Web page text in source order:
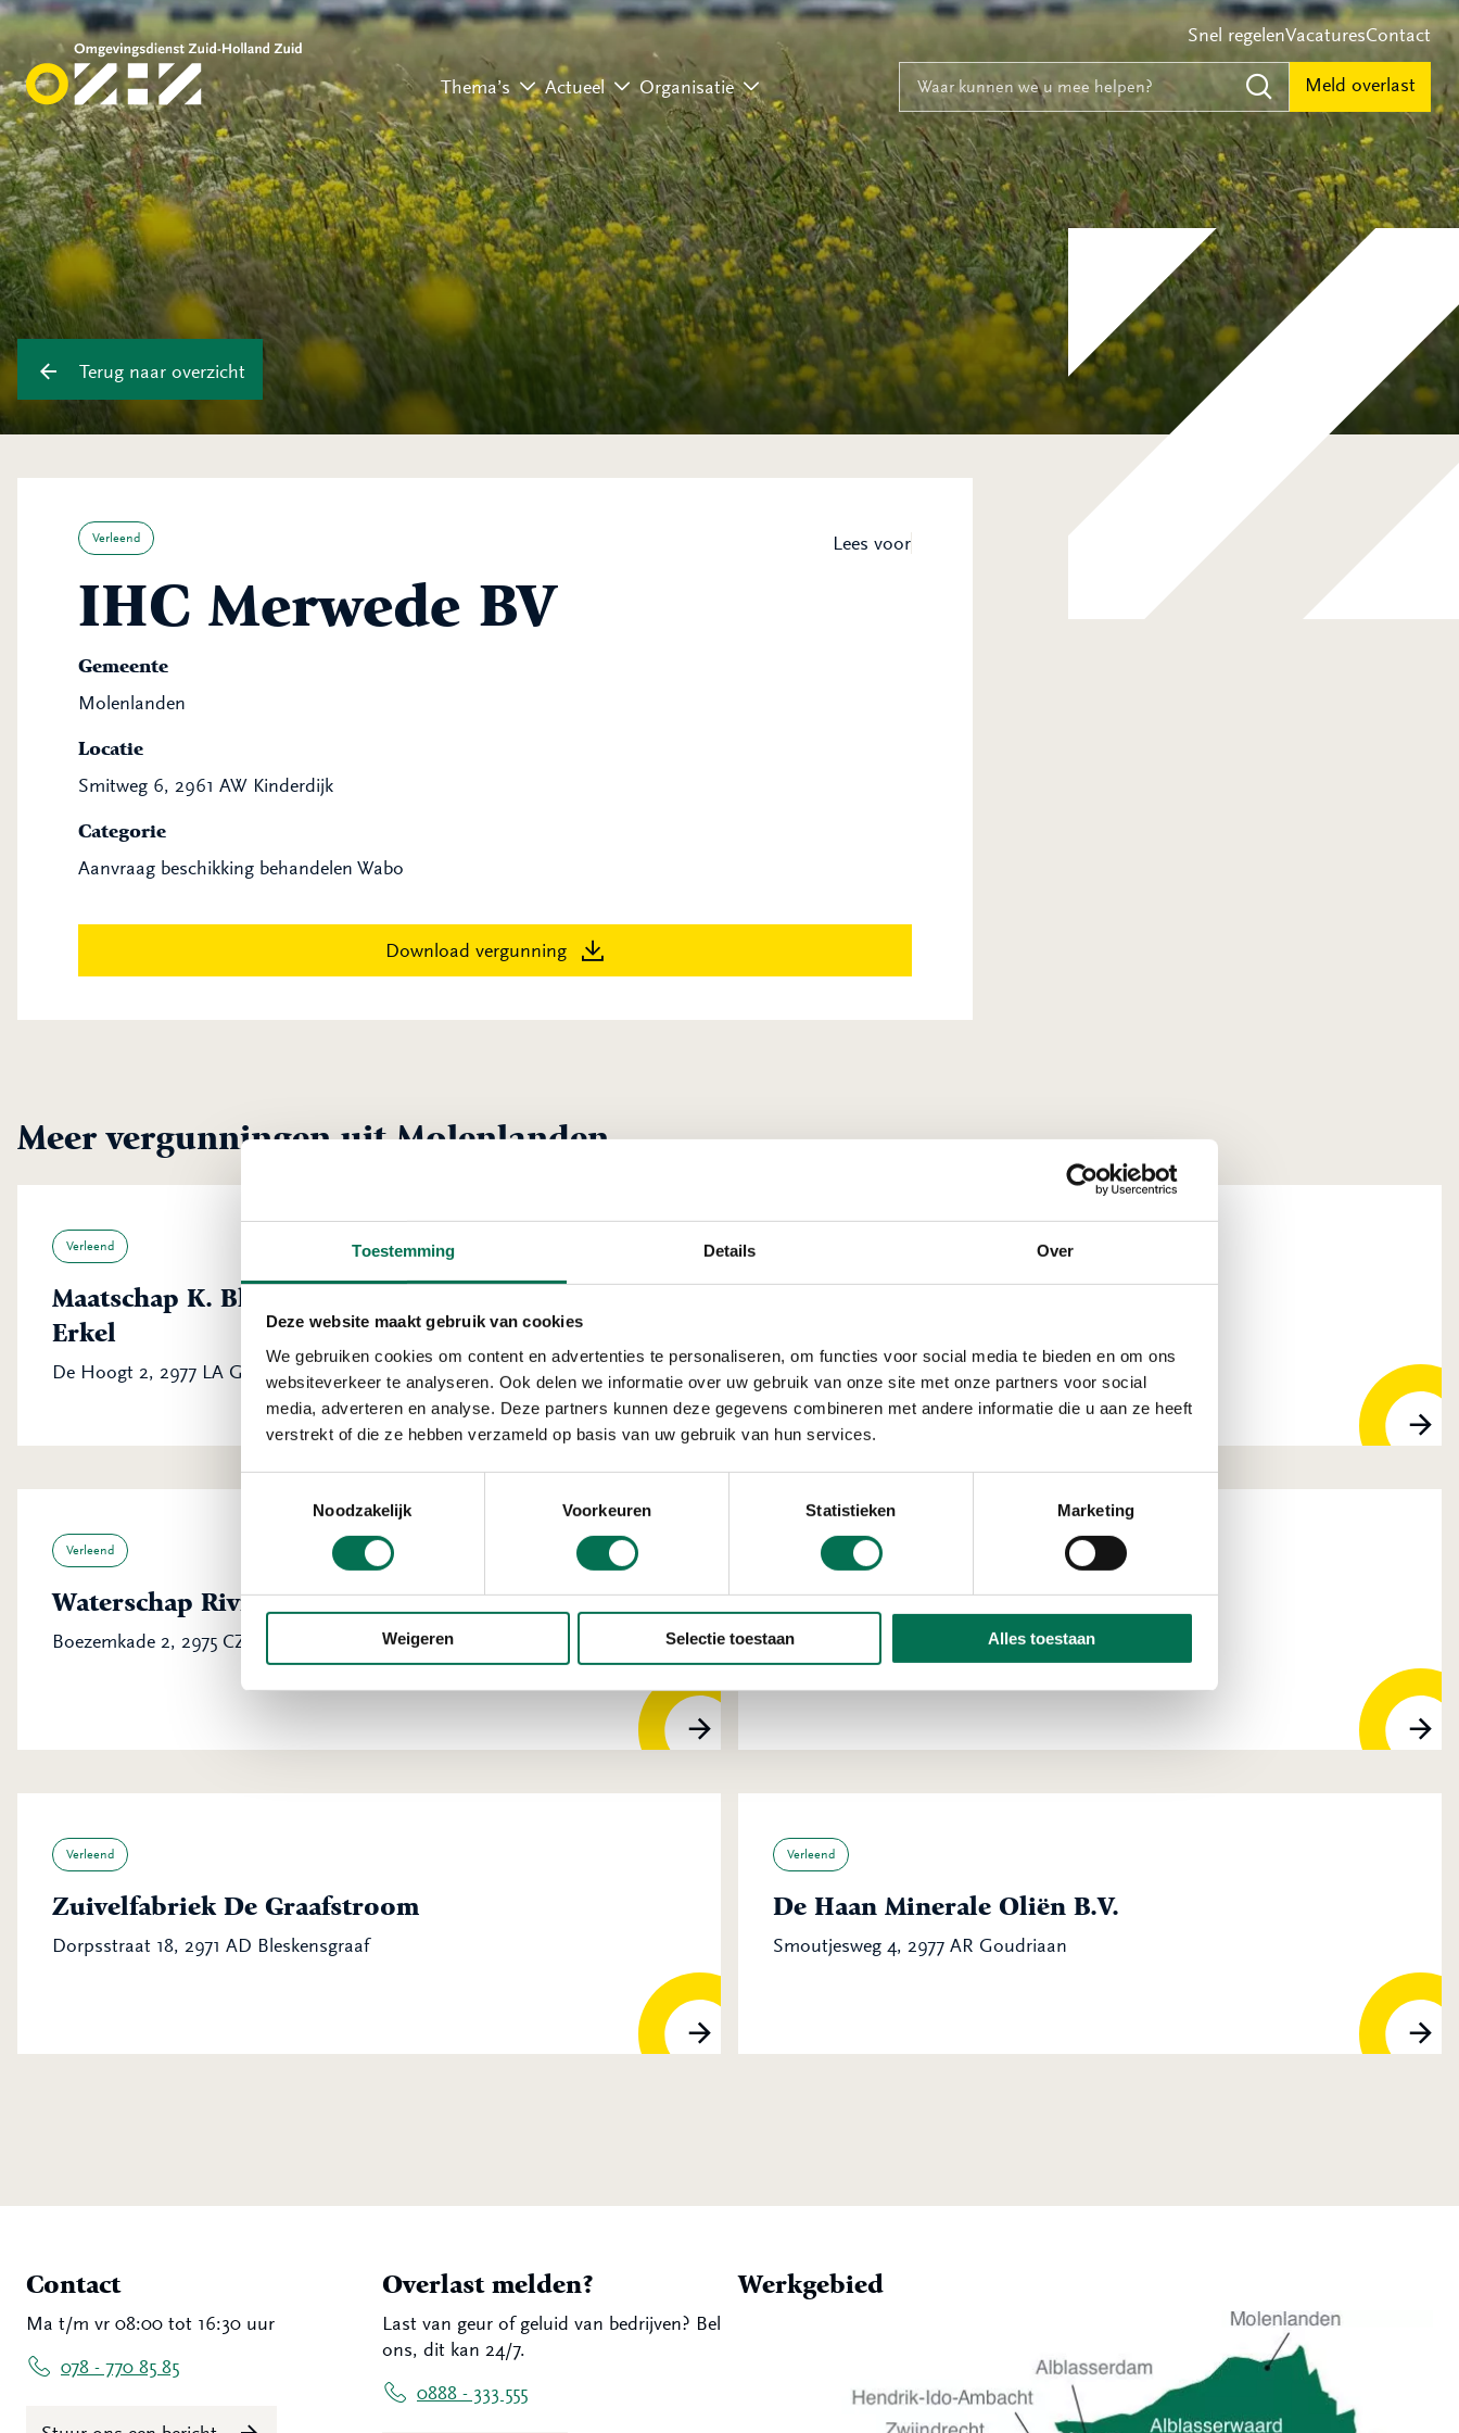
Toestemming Details Over
Deze website maakt gebruik van cookies
We gebruiken cookies om content en advertenties te personaliseren, om functies voor social media te bieden en om ons
websiteverkeer te analyseren. Ook delen we informatie over uw gebruik van onze site met onze partners voor social
media, adverteren en analyse. Deze partners kunnen deze gegevens combineren met andere informatie die u aan ze heeft
verstrekt of die ze hebben verzameld op basis van uw gebruik van hun services.
Noodzakelijk
Voorkeuren Statistieken Marketing
Weigeren Selectie toestaan Alles toestaan
Naar inhoud
Naar navigatie
Snel regelenVacaturesContact
Thema’s Actueel Organisatie
Waar kunnen we u mee helpen?
Zoeken
Meld overlast
Terug naar overzicht
Lees voor
Verleend
IHC Merwede BV
Gemeente
Molenlanden
Locatie
Smitweg 6, 2961 AW Kinderdijk
Categorie
Aanvraag beschikking behandelen Wabo
Download vergunning
Meer vergunningen uit Molenlanden
Verleend
Maatschap K. Blokland en H.G.H. Blokland-
Erkel
De Hoogt 2, 2977 LA Goudriaan
Verleend
Waterschap Rivierenland
Boezemkade 2, 2975 CZ Ottoland
Verleend
Wemmers Tanktransport B.V.
Wervenkampweg 4, 2971 VJ Bleskensgraaf
Verleend
Zuivelfabriek De Graafstroom
Dorpsstraat 18, 2971 AD Bleskensgraaf
Verleend
De Haan Minerale Oliën B.V.
Smoutjesweg 4, 2977 AR Goudriaan
Contact
Ma t/m vr 08:00 tot 16:30 uur
078 - 770 85 85
Overlast melden?
Last van geur of geluid van bedrijven? Bel
ons, dit kan 24/7.
0888 - 333 555
Werkgebied